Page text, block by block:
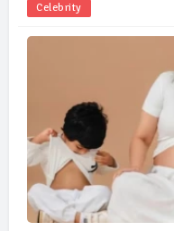
Celebrity